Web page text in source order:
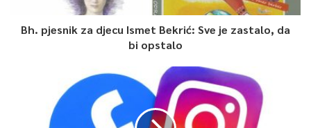
Bh. pjesnik za djecu Ismet Bekrić: Sve je zastalo, da
bi opstalo